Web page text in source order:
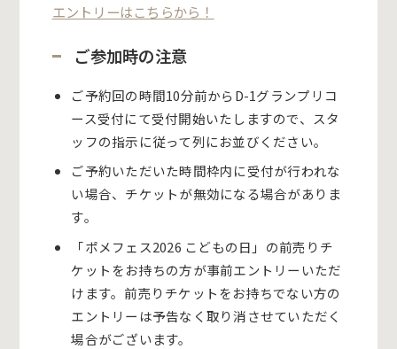
エントリーはこちらから！
ご参加時の注意
ご予約回の時間10分前からD-1グランプリコ
ース受付にて受付開始いたしますので、スタ
ッフの指示に従って列にお並びください。
ご予約いただいた時間枠内に受付が行われな
い場合、チケットが無効になる場合がありま
す。
「ポメフェス2026 こどもの日」の前売りチ
ケットをお持ちの方が事前エントリーいただ
けます。前売りチケットをお持ちでない方の
エントリーは予告なく取り消させていただく
場合がございます。